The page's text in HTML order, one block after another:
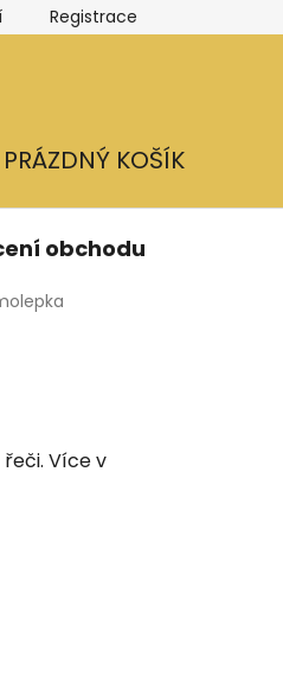
podmínky
Registrace
PRÁZDNÝ KOŠÍK
obchodu
Více v